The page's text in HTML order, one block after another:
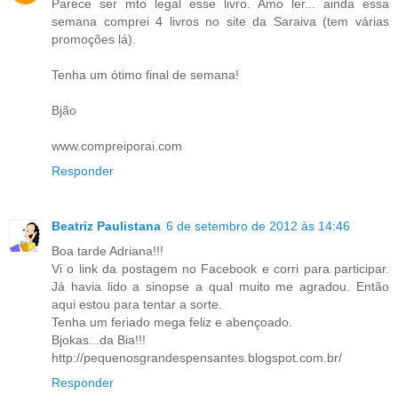
Parece ser mto legal esse livro. Amo ler... ainda essa
semana comprei 4 livros no site da Saraiva (tem várias
promoções lá).
Tenha um ótimo final de semana!
Bjão
www.compreiporai.com
Responder
Beatriz Paulistana 6 de setembro de 2012 às 14:46
Boa tarde Adriana!!!
Vi o link da postagem no Facebook e corri para participar.
Já havia lido a sinopse a qual muito me agradou. Então
aqui estou para tentar a sorte.
Tenha um feriado mega feliz e abençoado.
Bjokas...da Bia!!!
http://pequenosgrandespensantes.blogspot.com.br/
Responder